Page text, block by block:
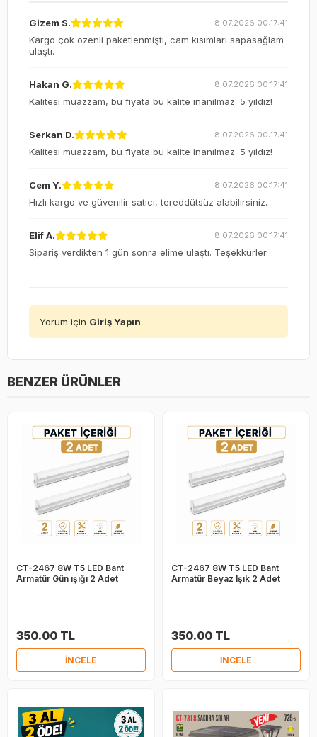
Gizem S. 8.07.2026 00:17:41
Kargo çok özenli paketlenmişti, cam kısımları sapasağlam
ulaştı.
Hakan G. 8.07.2026 00:17:41
Kalitesi muazzam, bu fiyata bu kalite inanılmaz. 5 yıldız!
Serkan D. 8.07.2026 00:17:41
Kalitesi muazzam, bu fiyata bu kalite inanılmaz. 5 yıldız!
Cem Y. 8.07.2026 00:17:41
Hızlı kargo ve güvenilir satıcı, tereddütsüz alabilirsiniz.
Elif A. 8.07.2026 00:17:41
Sipariş verdikten 1 gün sonra elime ulaştı. Teşekkürler.
Yorum için Giriş Yapın
BENZER ÜRÜNLER
CT-2467 8W T5 LED Bant
Armatür Gün ışığı 2 Adet
350.00 TL
İNCELE
CT-2467 8W T5 LED Bant
Armatür Beyaz Işık 2 Adet
350.00 TL
İNCELE